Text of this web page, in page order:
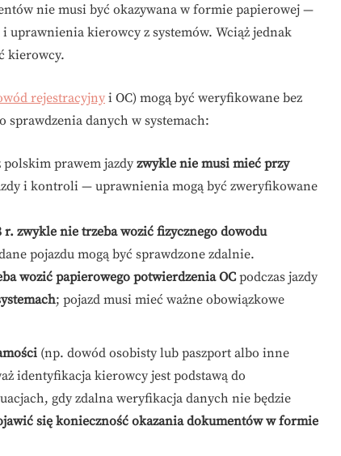
nie musi być okazywana w formie papierowej —
uprawnienia kierowcy z systemów. Wciąż jednak
kierowcy.
rejestracyjny i OC) mogą być weryfikowane bez
sprawdzenia danych w systemach:
polskim prawem jazdyzwykle nie musi mieć przy
i kontroli — uprawnienia mogą być zweryfikowane
r. zwykle nie trzeba wozić fizycznego dowodu
pojazdu mogą być sprawdzone zdalnie.
wozić papierowego potwierdzenia OC podczas jazdy
; pojazd musi mieć ważne obowiązkowe
(np. dowód osobisty lub paszport albo inne
identyfikacja kierowcy jest podstawą do
gdy zdalna weryfikacja danych nie będzie
się konieczność okazania dokumentów w formie